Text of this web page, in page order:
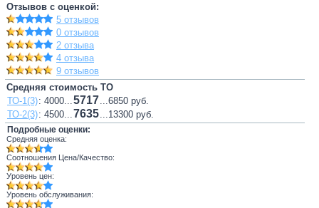
Отзывов с оценкой:
5 отзывов
0 отзывов
2 отзыва
4 отзыва
9 отзывов
Средняя стоимость ТО
ТО-1(3): 4000...5717...6850 руб.
ТО-2(3): 4500...7635...13300 руб.
Подробные оценки:
Средняя оценка:
Соотношения Цена/Качество:
Уровень цен:
Уровень обслуживания: